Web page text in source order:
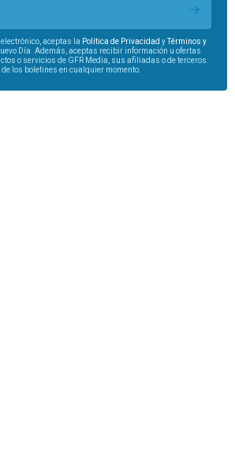
aceptas la Política de Privacidad yTérminos y
Día. Además, aceptas recibir información u ofertas
o servicios de GFR Media, sus afiliadas o de terceros.
los boletines en cualquier momento.